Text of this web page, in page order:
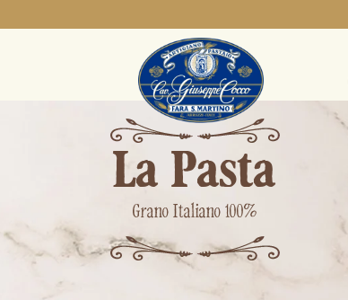
La Pasta
Grano Italiano 100%